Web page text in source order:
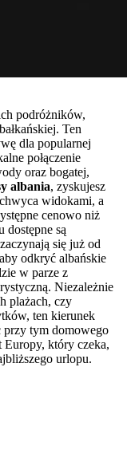
podróżników,
Ten
dla popularnej
połączenie
oraz bogatej,
albania, zyskujesz
widokami, a
cenowo niż
dostępne są
się już od
odkryć albańskie
w parze z
Niezależnie
plażach, czy
ten kierunek
przy tym domowego
który czeka,
urlopu.